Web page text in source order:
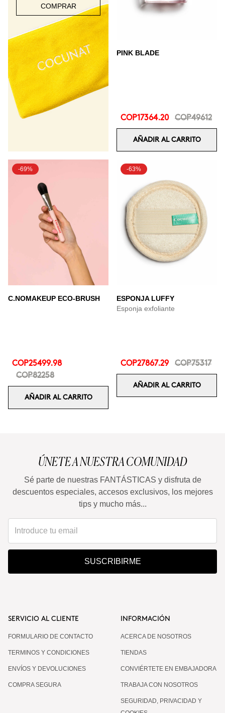
COMPRAR
PINK BLADE
COP17364.20 COP49612
AÑADIR AL CARRITO
-69%
C.NOMAKEUP ECO-BRUSH
COP25499.98
COP82258
AÑADIR AL CARRITO
-63%
ESPONJA LUFFY
Esponja exfoliante
COP27867.29 COP75317
AÑADIR AL CARRITO
ÚNETE A NUESTRA COMUNIDAD
Sé parte de nuestras FANTÁSTICAS y disfruta de
descuentos especiales, accesos exclusivos, los mejores
tips y mucho más...
SUSCRIBIRME
SERVICIO AL CLIENTE
FORMULARIO DE CONTACTO
TERMINOS Y CONDICIONES
ENVÍOS Y DEVOLUCIONES
COMPRA SEGURA
INFORMACIÓN
ACERCA DE NOSOTROS
TIENDAS
CONVIÉRTETE EN EMBAJADORA
TRABAJA CON NOSOTROS
SEGURIDAD, PRIVACIDAD Y